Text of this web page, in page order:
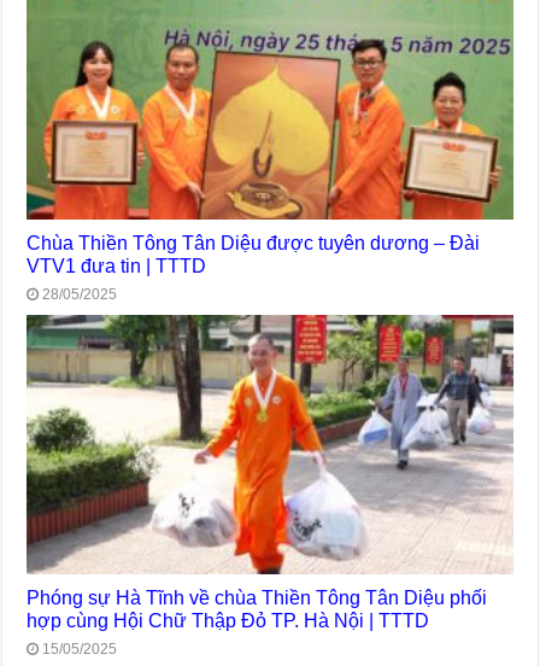
Chùa Thiền Tông Tân Diệu được tuyên dương – Đài
VTV1 đưa tin | TTTD
28/05/2025
Phóng sự Hà Tĩnh về chùa Thiền Tông Tân Diệu phối
hợp cùng Hội Chữ Thập Đỏ TP. Hà Nội | TTTD
15/05/2025